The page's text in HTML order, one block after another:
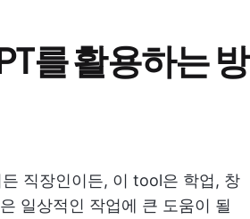
를 활용하는 방
직장인이든, 이 tool은 학업, 창
일상적인 작업에 큰 도움이 될